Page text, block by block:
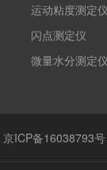
运动粘度测定
闪点测定仪
微量水分测定
京ICP备16038793号